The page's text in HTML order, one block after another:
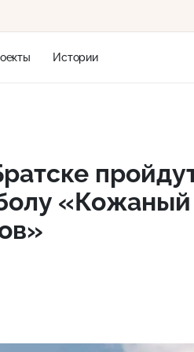
Истории
2 м/с